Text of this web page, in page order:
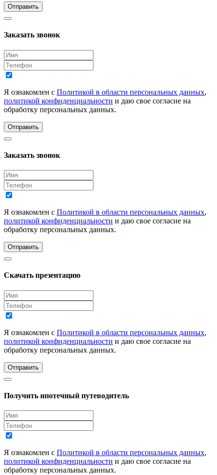
Отправить
Заказать звонок
Я ознакомлен с Политикой в области персональных данных,
политикой конфиденциальности и даю свое согласие на
обработку персональных данных.
Отправить
Заказать звонок
Я ознакомлен с Политикой в области персональных данных,
политикой конфиденциальности и даю свое согласие на
обработку персональных данных.
Отправить
Скачать презентацию
Я ознакомлен с Политикой в области персональных данных,
политикой конфиденциальности и даю свое согласие на
обработку персональных данных.
Отправить
Получить ипотечный путеводитель
Я ознакомлен с Политикой в области персональных данных,
политикой конфиденциальности и даю свое согласие на
обработку персональных данных.